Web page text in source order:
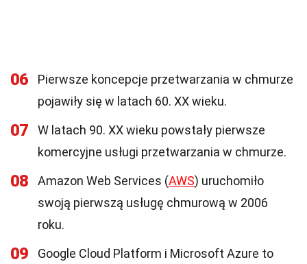
06
Pierwsze koncepcje przetwarzania w chmurze
pojawiły się w latach 60. XX wieku.
07
W latach 90. XX wieku powstały pierwsze
komercyjne usługi przetwarzania w chmurze.
08 Amazon Web Services (AWS) uruchomiło
swoją pierwszą usługę chmurową w 2006
roku.
09 Google Cloud Platform i Microsoft Azure to